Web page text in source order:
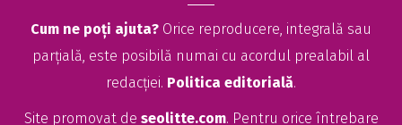
Cum ne poți ajuta? Orice reproducere, integrală sau
parțială, este posibilă numai cu acordul prealabil al
redacției. Politica editorială.
Site promovat de seolitte.com. Pentru orice întrebare